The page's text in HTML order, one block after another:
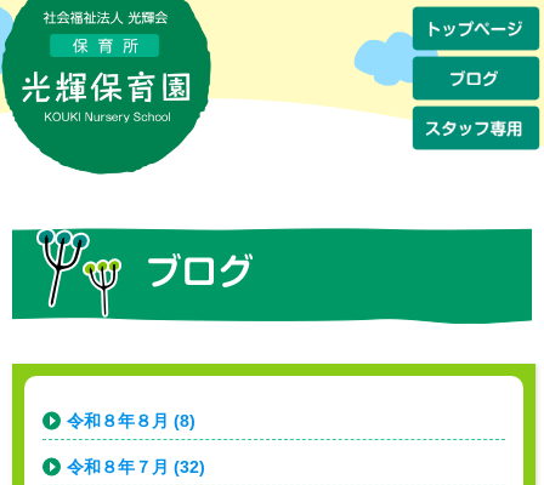
令和８年８月 (8)
令和８年７月 (32)